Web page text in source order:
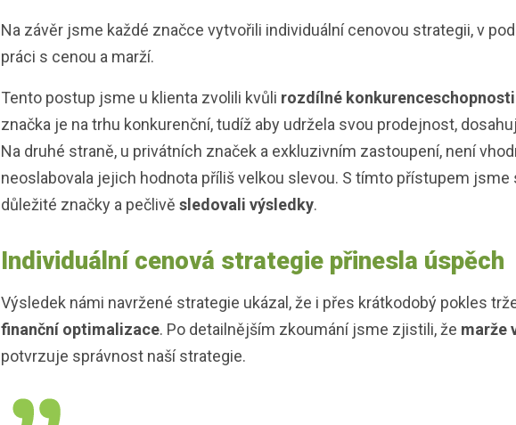
Na závěr jsme každé značce vytvořili individuální cenovou strategii, v
práci s cenou a marží.
Tento postup jsme u klienta zvolili kvůli rozdílné
značka je na trhu konkurenční, tudíž aby udržela svou prodejnost,
Na druhé straně, u privátních značek a exkluzivním zastoupení, není
neoslabovala jejich hodnota příliš velkou slevou. S tímto přístupem jsme
důležité značky a pečlivě sledovali výsledky.
Individuální cenová strategie přinesla úspěch
Výsledek námi navržené strategie ukázal, že i přes krátkodobý pokles
finanční optimalizace. Po detailnějším zkoumání jsme zjistili, že marže
potvrzuje správnost naší strategie.